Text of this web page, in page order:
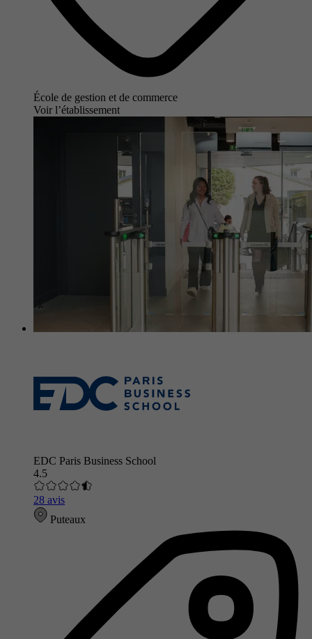
École de gestion et de commerce
Voir l’établissement
EDC Paris Business School
4.5
28 avis
Puteaux